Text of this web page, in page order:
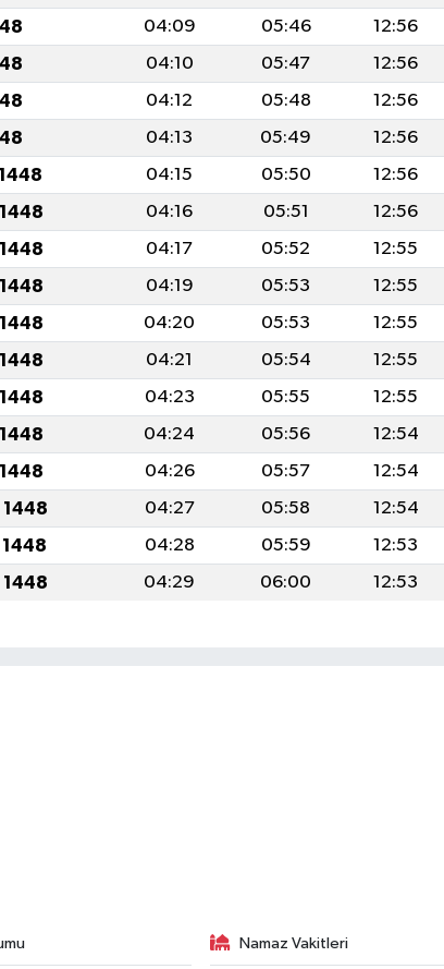
04:09 05:46 12:56
04:10 05:47 12:56
04:12 05:48 12:56
04:13 05:49 12:56
04:15 05:50 12:56
04:16 05:51 12:56
04:17 05:52 12:55
04:19 05:53 12:55
04:20 05:53 12:55
04:21 05:54 12:55
04:23 05:55 12:55
04:24 05:56 12:54
04:26 05:57 12:54
1448 04:27 05:58 12:54
1448 04:28 05:59 12:53
1448 04:29 06:00 12:53
Namaz Vakitleri